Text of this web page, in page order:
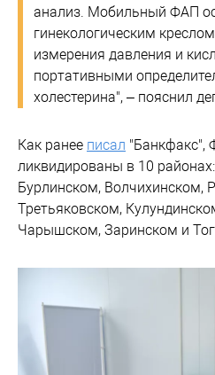
анализ. Мобильный ФАП
гинекологическим
измерения давления и
портативными
холестерина", – пояснил
Как ранее писал "Банкфакс",
ликвидированы в 10
Бурлинском, Волчихинском,
Третьяковском,
Чарышском, Заринском и